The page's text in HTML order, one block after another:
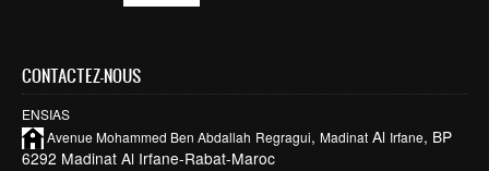
CONTACTEZ-NOUS
ENSIAS
Avenue Mohammed Ben Abdallah Regragui, Madinat Al Irfane, BP
6292 Madinat Al Irfane-Rabat-Maroc